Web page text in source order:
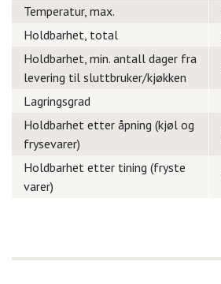
Temperatur, max.
Holdbarhet, total
Holdbarhet, min. antall dager fra
levering til sluttbruker/kjøkken
Lagringsgrad
Holdbarhet etter åpning (kjøl og
frysevarer)
Holdbarhet etter tining (fryste
varer)